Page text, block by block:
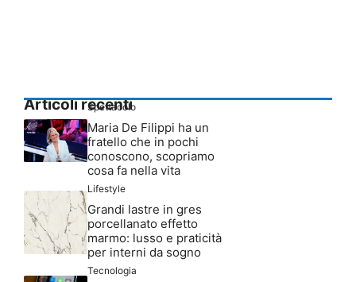
Articoli recenti
Spettacolo
Maria De Filippi ha un
fratello che in pochi
conoscono, scopriamo
cosa fa nella vita
Lifestyle
Grandi lastre in gres
porcellanato effetto
marmo: lusso e praticità
per interni da sogno
Tecnologia